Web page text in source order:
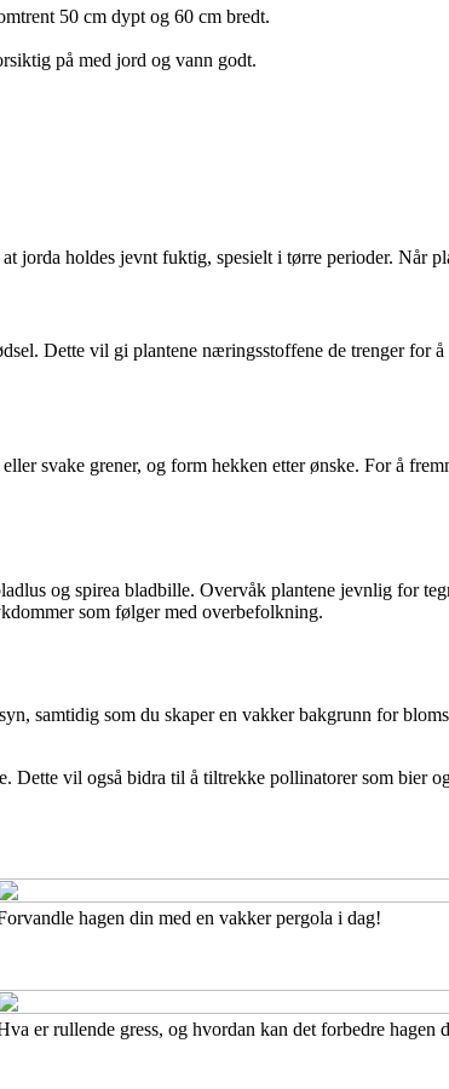
50 cm dypt og 60 cm bredt.
på med jord og vann godt.
jorda holdes jevnt fuktig, spesielt i tørre perioder. Når
Dette vil gi plantene næringsstoffene de trenger for
svake grener, og form hekken etter ønske. For å
og spirea bladbille. Overvåk plantene jevnlig for
som følger med overbefolkning.
samtidig som du skaper en vakker bakgrunn for
vil også bidra til å tiltrekke pollinatorer som bier
hagen din med en vakker pergola i dag!
er rullende gress, og hvordan kan det forbedre hagen